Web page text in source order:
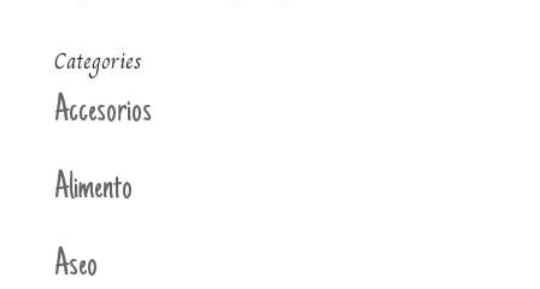
Categories
Accesorios
Alimento
Aseo